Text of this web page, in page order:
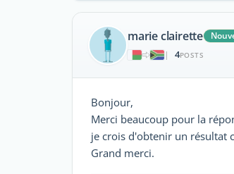
marie clairette
|
4POSTS
Bonjour,
Merci beaucoup pour la
je crois d'obtenir un résultat
Grand merci.